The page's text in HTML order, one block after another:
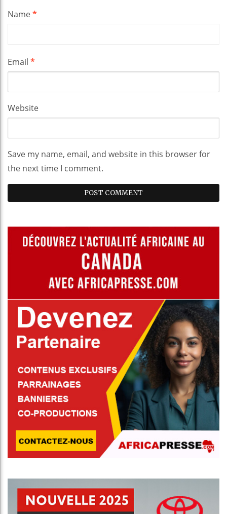
Name*
Email *
Website
Save my name, email, and website in this browser for
the next time I comment.